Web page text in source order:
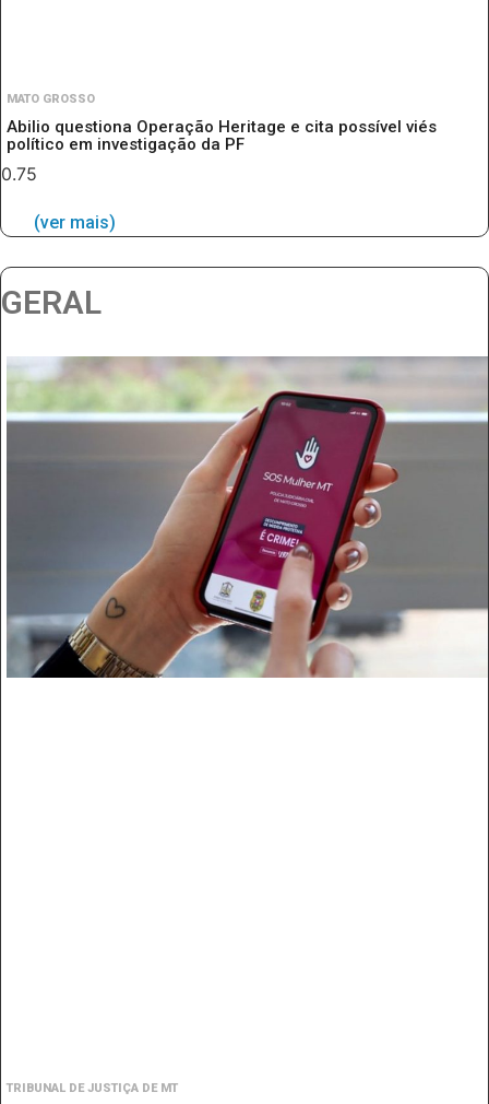
MATO GROSSO
Abilio questiona Operação Heritage e cita possível viés
político em investigação da PF
(ver mais)
GERAL
TRIBUNAL DE JUSTIÇA DE MT